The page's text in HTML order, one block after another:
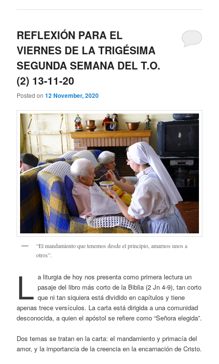
REFLEXIÓN PARA EL
VIERNES DE LA TRIGÉSIMA
SEGUNDA SEMANA DEL T.O.
(2) 13-11-20
Posted on12 November, 2020
“El mandamiento que tenemos desde el principio, amarnos unos a
otros”.
L a liturgia de hoy nos presenta como primera lectura un
pasaje del libro más corto de la Biblia (2 Jn 4-9), tan corto
que ni tan siquiera está dividido en capítulos y tiene
apenas trece versículos. La carta está dirigida a una comunidad
desconocida, a quien el apóstol se refiere como “Señora elegida”.
Dos temas se tratan en la carta: el mandamiento y primacía del
amor, y la importancia de la creencia en la encarnación de Cristo.